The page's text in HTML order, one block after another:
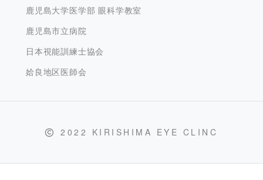
鹿児島大学医学部 眼科学教室
鹿児島市立病院
日本視能訓練士協会
姶良地区医師会
2022 KIRISHIMA EYE CLINC